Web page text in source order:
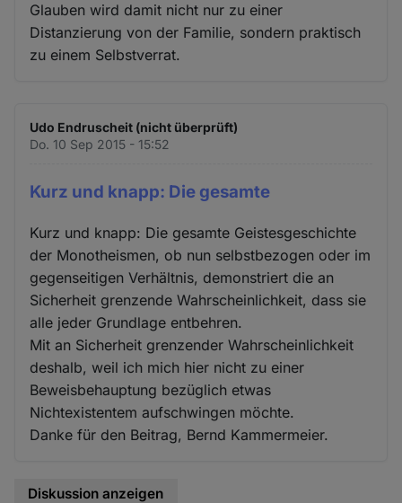
Glauben wird damit nicht nur zu einer
Distanzierung von der Familie, sondern praktisch
zu einem Selbstverrat.
Udo Endruscheit (nicht überprüft)
Do. 10 Sep 2015 - 15:52
Kurz und knapp: Die gesamte
Kurz und knapp: Die gesamte Geistesgeschichte
der Monotheismen, ob nun selbstbezogen oder im
gegenseitigen Verhältnis, demonstriert die an
Sicherheit grenzende Wahrscheinlichkeit, dass sie
alle jeder Grundlage entbehren.
Mit an Sicherheit grenzender Wahrscheinlichkeit
deshalb, weil ich mich hier nicht zu einer
Beweisbehauptung bezüglich etwas
Nichtexistentem aufschwingen möchte.
Danke für den Beitrag, Bernd Kammermeier.
Diskussion anzeigen